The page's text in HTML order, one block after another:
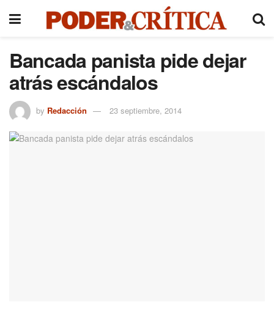
Bancada panista pide dejar
atrás escándalos
by Redacción 23 septiembre, 2014